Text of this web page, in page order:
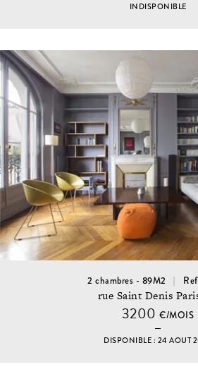
INDISPONIBLE
2 chambres - 89M2
rue Saint Denis
3200€/MOIS
DISPONIBLE : 24 AOUT